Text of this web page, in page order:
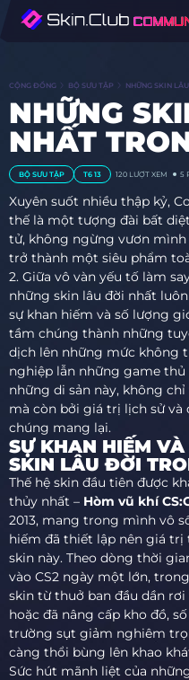
CỘNG ĐỒNG BỘ SƯU TẬP NHỮNG SKIN
NHỮNG
NHẤT
BỘ SƯU TẬP T6 13 120 LƯỢT XEM 5
Xuyên suốt nhiều thập kỷ,
thế là một tượng đài bất
tử, không ngừng vươn
trở thành một siêu phẩm
2. Giữa vô vàn yếu tố làm
những skin lâu đời nhất
sự khan hiếm và số lượng
tầm chúng thành những
dịch lên những mức không
nghiệp lẫn những game thủ
những di sản này, không
mà còn bởi giá trị lịch sử và
chúng mang lại.
SỰ KHAN HIẾM
SKIN LÂU ĐỜI
Thế hệ skin đầu tiên được
thủy nhất – Hòm vũ khí
2013, mang trong mình vô
hiếm đã thiết lập nên giá
skin này. Theo dòng thời
vào CS2 ngày một lớn,
skin từ thuở ban đầu dần
hoặc đã nâng cấp kho đồ,
trường sụt giảm nghiêm
càng thổi bùng lên khao
Sức hút mãnh liệt của